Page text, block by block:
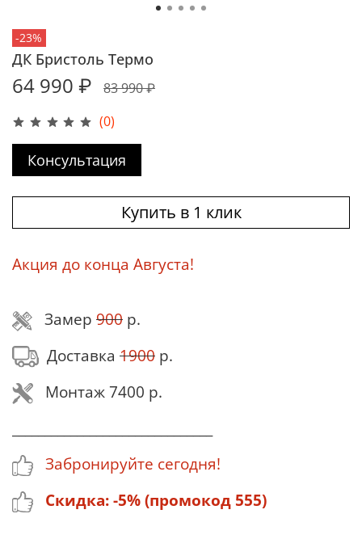
-23%
(0)
ДК Бристоль Термо
64 990 ₽ 83 990 ₽
Консультация
Купить в 1 клик
Акция до конца Августа!
Замер 900 р.
Доставка 1900 р.
Монтаж 7400 р.
Забронируйте сегодня!
Скидка: -5% (промокод 555)